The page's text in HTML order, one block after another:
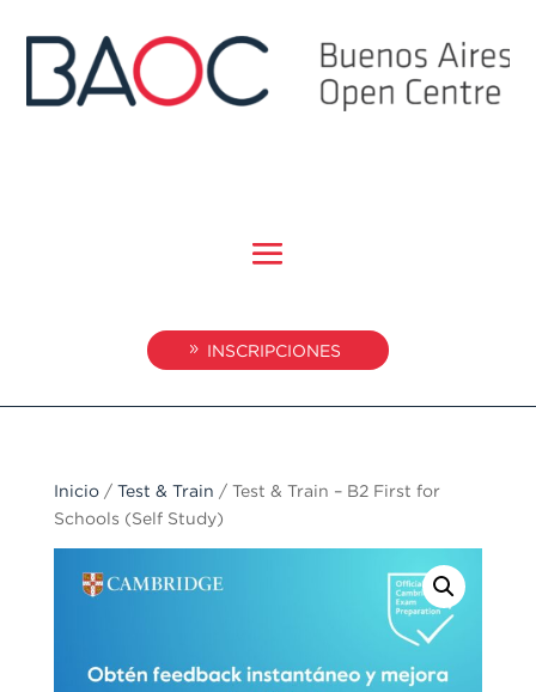
INSCRIPCIONES
Inicio/ Test & Train / Test & Train – B2 First for
Schools (Self Study)